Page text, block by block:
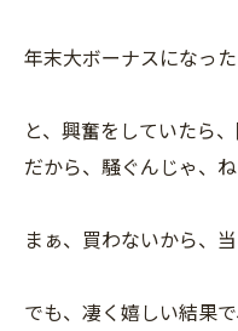
年末大ボーナスになっ
と、興奮をしていたら
だから、騒ぐんじゃ、
まぁ、買わないから、
でも、凄く嬉しい結果